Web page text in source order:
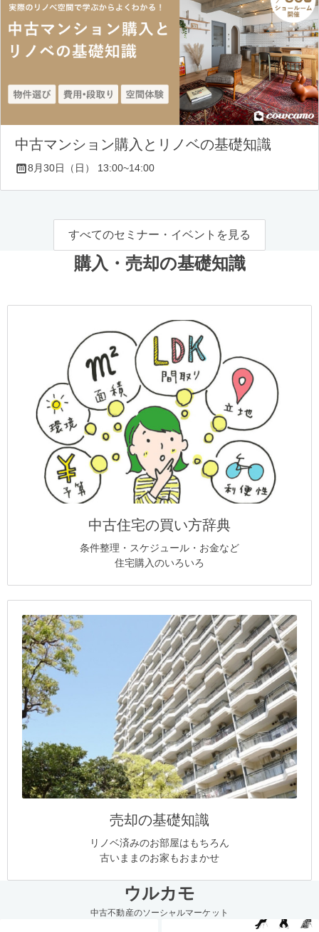
中古マンション購入とリノベの基礎知識
8月30日（日） 13:00~14:00
すべてのセミナー・イベントを見る
購入・売却の基礎知識
中古住宅の買い方辞典
条件整理・スケジュール・お金など
住宅購入のいろいろ
売却の基礎知識
リノベ済みのお部屋はもちろん
古いままのお家もおまかせ
ウルカモ
中古不動産のソーシャルマーケット